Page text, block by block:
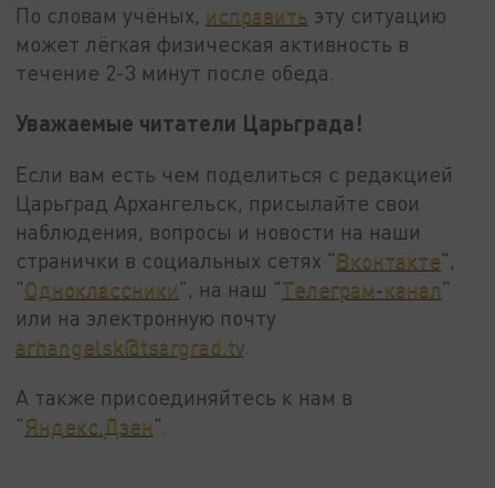
По словам учёных, исправить эту ситуацию
может лёгкая физическая активность в
течение 2-3 минут после обеда.
Уважаемые читатели Царьграда!
Если вам есть чем поделиться с редакцией
Царьград Архангельск, присылайте свои
наблюдения, вопросы и новости на наши
странички в социальных сетях "Вконтакте",
"Одноклассники", на наш "Телеграм-канал"
или на электронную почту
arhangelsk@tsargrad.tv
А также присоединяйтесь к нам в
"Яндекс.Дзен".